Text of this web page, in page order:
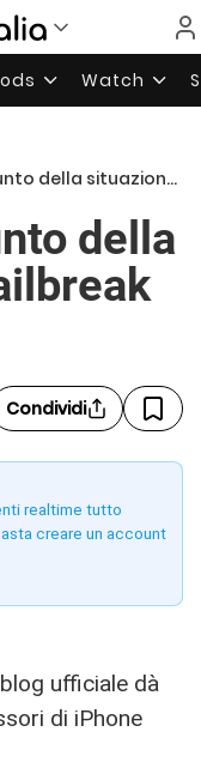
Watch
sul jailbreak di iPhone 3GS
della
Condividi
realtime tutto
creare un account
ufficiale dà
di iPhone